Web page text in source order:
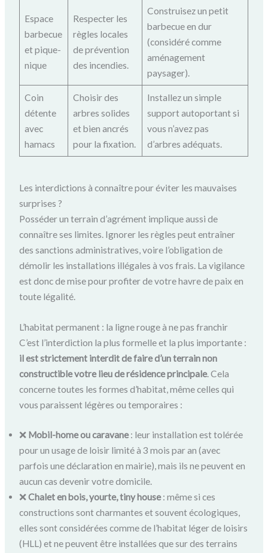
Espace
barbecue
et pique-
nique
Respecter les
règles locales
de prévention
des incendies.
Construisez un petit
barbecue en dur
(considéré comme
aménagement
paysager).
Coin
détente
avec
hamacs
Choisir des
arbres solides
et bien ancrés
pour la fixation.
Installez un simple
support autoportant si
vous n’avez pas
d’arbres adéquats.
Les interdictions à connaître pour éviter les mauvaises
surprises ?
Posséder un terrain d’agrément implique aussi de
connaître ses limites. Ignorer les règles peut entraîner
des sanctions administratives, voire l’obligation de
démolir les installations illégales à vos frais. La vigilance
est donc de mise pour profiter de votre havre de paix en
toute légalité.
L’habitat permanent : la ligne rouge à ne pas franchir
C’est l’interdiction la plus formelle et la plus importante :
il est strictement interdit de faire d’un terrain non
constructible votre lieu de résidence principale. Cela
concerne toutes les formes d’habitat, même celles qui
vous paraissent légères ou temporaires :
❌ Mobil-home ou caravane: leur installation est tolérée
pour un usage de loisir limité à 3 mois par an (avec
parfois une déclaration en mairie), mais ils ne peuvent en
aucun cas devenir votre domicile.
❌Chalet en bois, yourte, tiny house: même si ces
constructions sont charmantes et souvent écologiques,
elles sont considérées comme de l’habitat léger de loisirs
(HLL) et ne peuvent être installées que sur des terrains